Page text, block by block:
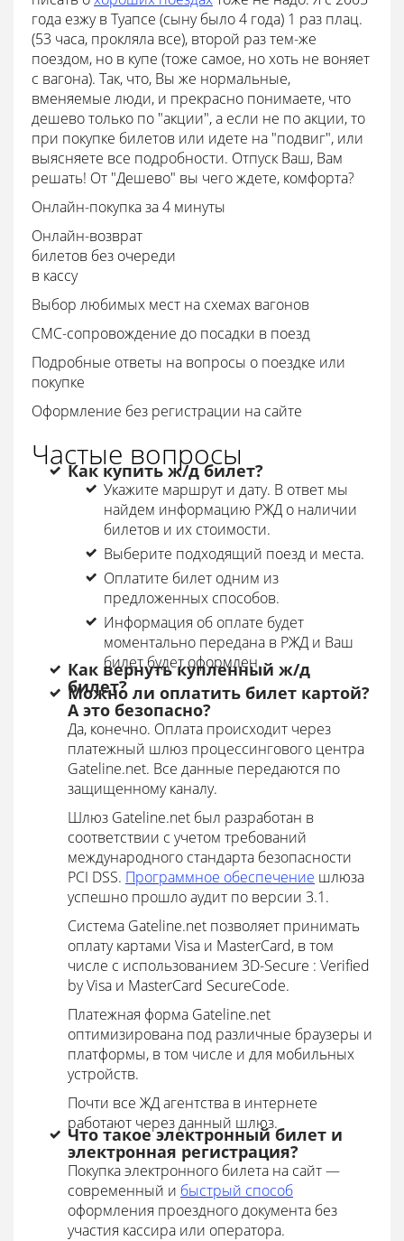
года езжу в Туапсе (сыну было 4 года) 1 раз плац.
(53 часа, прокляла все), второй раз тем-же
поездом, но в купе (тоже самое, но хоть не воняет
с вагона). Так, что, Вы же нормальные,
вменяемые люди, и прекрасно понимаете, что
дешево только по "акции", а если не по акции, то
при покупке билетов или идете на "подвиг", или
выясняете все подробности. Отпуск Ваш, Вам
решать! От "Дешево" вы чего ждете, комфорта?
Онлайн-покупка за 4 минуты
Онлайн-возврат
билетов без очереди
в кассу
Выбор любимых мест на схемах вагонов
СМС-сопровождение до посадки в поезд
Подробные ответы на вопросы о поездке или
покупке
Оформление без регистрации на сайте
Частые вопросы
Как купить ж/д билет?
Укажите маршрут и дату. В ответ мы
найдем информацию РЖД о наличии
билетов и их стоимости.
Выберите подходящий поезд и места.
Оплатите билет одним из
предложенных способов.
Информация об оплате будет
моментально передана в РЖД и Ваш
билет будет оформлен.
Как вернуть купленный ж/д
билет?
Можно ли оплатить билет картой?
А это безопасно?
Да, конечно. Оплата происходит через
платежный шлюз процессингового центра
Gateline.net. Все данные передаются по
защищенному каналу.
Шлюз Gateline.net был разработан в
соответствии с учетом требований
международного стандарта безопасности
PCI DSS. Программное обеспечение шлюза
успешно прошло аудит по версии 3.1.
Система Gateline.net позволяет принимать
оплату картами Visa и MasterCard, в том
числе с использованием 3D-Secure : Verified
by Visa и MasterCard SecureCode.
Платежная форма Gateline.net
оптимизирована под различные браузеры и
платформы, в том числе и для мобильных
устройств.
Почти все ЖД агентства в интернете
работают через данный шлюз.
Что такое электронный билет и
электронная регистрация?
Покупка электронного билета на сайт —
современный и быстрый способ
оформления проездного документа без
участия кассира или оператора.